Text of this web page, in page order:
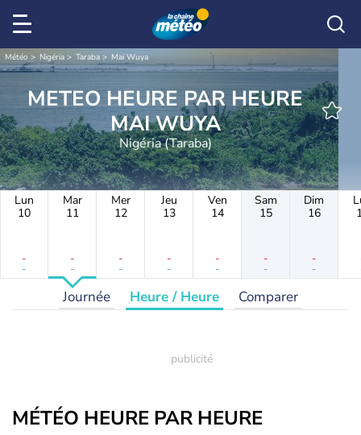
Météo Nigéria Taraba Mai Wuya
METEO HEURE PAR HEURE
MAI WUYA
Nigéria (Taraba)
Lun
10
-
-
Mar
11
-
-
Mer
12
-
-
Jeu
13
-
-
Ven
14
-
-
Sam
15
-
-
Dim
16
-
-
Journée Heure / Heure Comparer
MÉTÉO HEURE PAR HEURE